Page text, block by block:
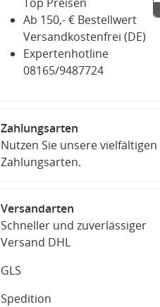
Ab 150,- € Bestellwert
Versandkostenfrei (DE)
Expertenhotline
08165/9487724
Zahlungsarten
Nutzen Sie unsere vielfältigen
Zahlungsarten.
Versandarten
Schneller und zuverlässiger
Versand DHL
GLS
Spedition